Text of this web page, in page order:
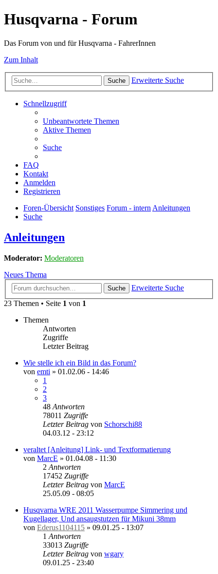
Husqvarna - Forum
Das Forum von und für Husqvarna - FahrerInnen
Zum Inhalt
Suche Erweiterte Suche
Schnellzugriff
Unbeantwortete Themen
Aktive Themen
Suche
FAQ
Kontakt
Anmelden
Registrieren
Foren-Übersicht Sonstiges Forum - internAnleitungen
Suche
Anleitungen
Moderator: Moderatoren
Neues Thema
Suche
Erweiterte Suche
23 Themen • Seite 1 von 1
Themen
Antworten
Zugriffe
Letzter Beitrag
Wie stelle ich ein Bild in das Forum?
von emti » 01.02.06 - 14:46
1
2
3
48 Antworten
78011 Zugriffe
Letzter Beitrag von Schorschi88
04.03.12 - 23:12
veraltet [Anleitung] Link- und Textformatierung
von MarcE » 01.04.08 - 11:30
2 Antworten
17452 Zugriffe
Letzter Beitrag von MarcE
25.05.09 - 08:05
Husqvarna WRE 2011 Wasserpumpe Simmering und
Kugellager, Und ansaugstutzen für Mikuni 38mm
von Ederus1104115 » 09.01.25 - 13:07
1 Antworten
33013 Zugriffe
Letzter Beitrag von wgary
09.01.25 - 23:40